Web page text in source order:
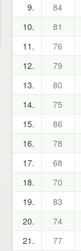
9. 84
10. 81
11. 76
12. 79
13. 80
14. 75
15. 86
16. 78
17. 68
18. 70
19. 83
20. 74
21. 77